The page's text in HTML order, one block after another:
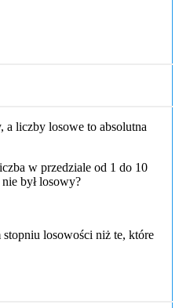
a liczby losowe to absolutna
w przedziale od 1 do 10
był losowy?
losowości niż te, które